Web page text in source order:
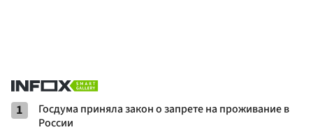
1
Госдума приняла закон о запрете на проживание в
России